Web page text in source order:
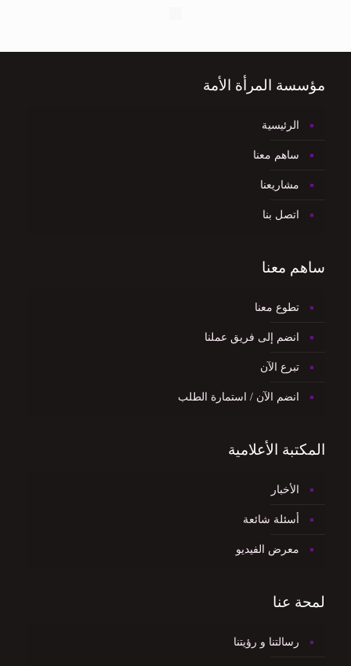
مؤسسة المرأة الأمة
الرئيسية
ساهم معنا
مشاريعنا
اتصل بنا
ساهم معنا
تطوع معنا
انضم إلى فريق عملنا
تبرع الآن
انضم الآن / استمارة الطلب
المكتبة الأعلامية
الأخبار
أسئلة شائعة
معرض الفيديو
لمحة عنا
رسالتنا و رؤيتنا